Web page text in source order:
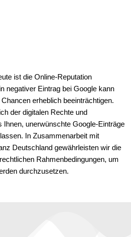
ist die Online-Reputation
negativer Eintrag bei Google kann
erheblich beeinträchtigen.
der digitalen Rechte und
Ihnen, unerwünschte Google-Einträge
In Zusammenarbeit mit
Deutschland gewährleisten wir die
Rahmenbedingungen, um
durchzusetzen.